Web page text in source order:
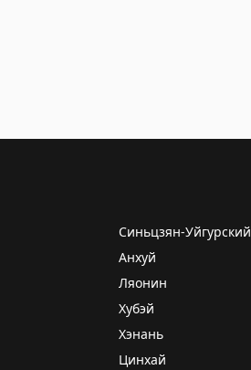
Синьцзян-Уйгурский
Анхуй
Ляонин
Хубэй
Хэнань
Цинхай